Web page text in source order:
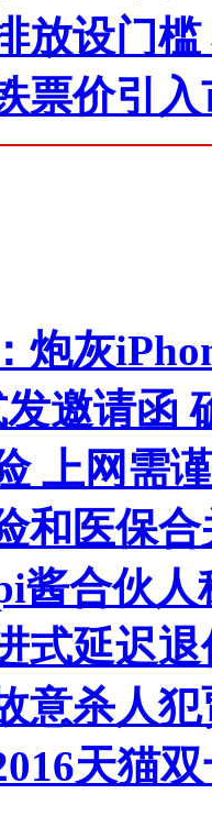
放设门
票价引
炮灰
邀请函
上网需
和医保
酱合伙
式延迟
意杀人
天猫